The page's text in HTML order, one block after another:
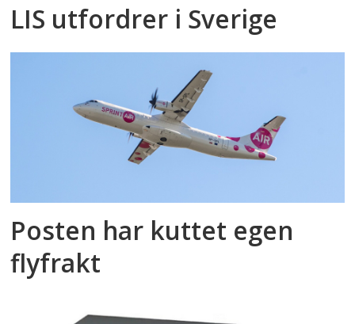
LIS utfordrer i Sverige
Posten har kuttet egen
flyfrakt